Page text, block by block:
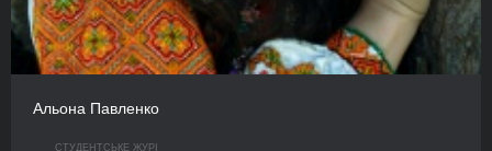
Альона Павленко
СТУДЕНТСЬКЕ ЖУРІ